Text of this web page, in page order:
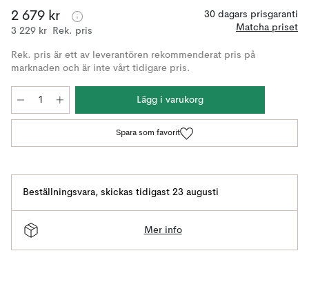
2 679 kr
3 229 kr Rek. pris
30 dagars prisgaranti
Matcha priset
Rek. pris är ett av leverantören rekommenderat pris på
marknaden och är inte vårt tidigare pris.
Lägg i varukorg
Spara som favorit
Beställningsvara, skickas tidigast 23 augusti
Mer info